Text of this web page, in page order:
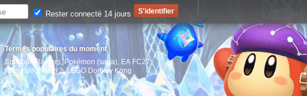
Termes populaires du moment
Splatoon Raiders, Pokémon (saga) EA FC27,
Nintendo Switch 2,LEGO Donkey Kong
Rester connecté 14 jours